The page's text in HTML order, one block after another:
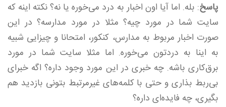
پاسخ: بله. اما آیا اون اخبار به درد می‌خوره یا نه؟ نکته اینه که
سایت شما در مورد چیه؟ مثلا در مورد مدارسه؟ در این
صورت اخبار مربوط به مدارس، کنکور، امتحانا و چیزایی شبیه
به اینا به دردتون می‌خوره. اما مثلا سایت شما در مورد
برق‌کاری باشه. چه خبری در این مورد وجود داره؟ اگه خبرای
بی‌ربط بذاری و حتی با کلمه‌های غیرمرتبط بتونی بازدید هم
بگیری، چه فایده‌ای داره؟